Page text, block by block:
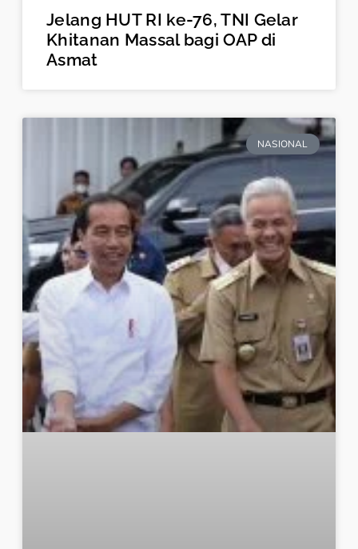
Jelang HUT RI ke-76, TNI Gelar
Khitanan Massal bagi OAP di
Asmat
NASIONAL